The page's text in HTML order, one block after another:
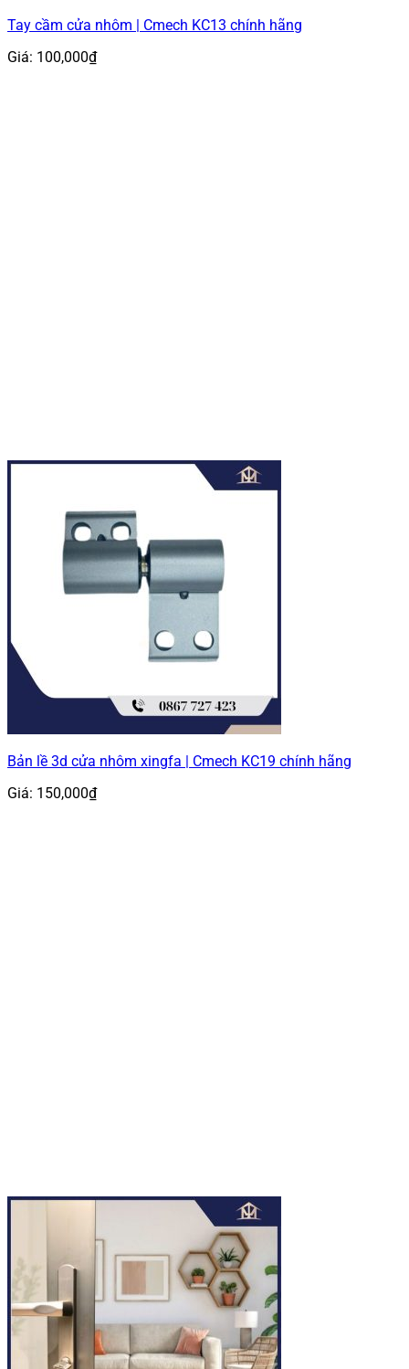
Tay cầm cửa nhôm | Cmech KC13 chính hãng
Giá: 100,000₫
Bản lề 3d cửa nhôm xingfa | Cmech KC19 chính hãng
Giá: 150,000₫